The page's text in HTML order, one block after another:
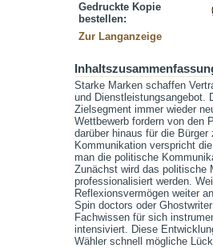
Gedruckte Kopie
bestellen:
Zur Langanzeige
Starke Marken schaffen
und Dienstleistungsangebot.
Zielsegment immer wieder
Wettbewerb fordern von den
darüber hinaus für die
Kommunikation verspricht
man die politische
Zunächst wird das politische
professionalisiert werden.
Reflexionsvermögen weiter
Spin doctors oder
Fachwissen für sich
intensiviert. Diese
Wähler schnell mögliche